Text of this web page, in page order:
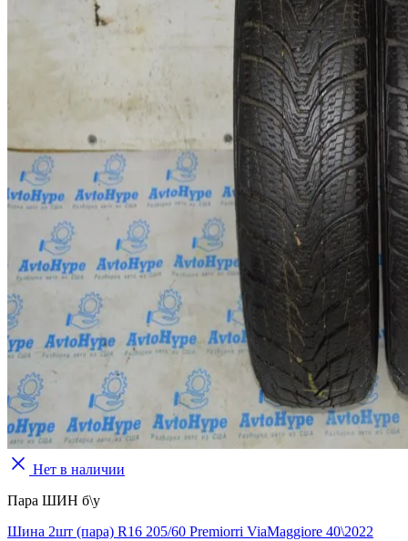
Нет в наличии
Пара ШИН б\у
Шина 2шт (пара) R16 205/60 Premiorri ViaMaggiore 40\2022